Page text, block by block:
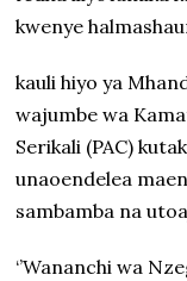
kwenye
kauli hiyo ya
wajumbe wa
Serikali (PAC)
unaoendelea
sambamba na
‘’Wananchi wa